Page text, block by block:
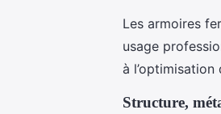
Les armoires
usage
à l’optimisation
Structure,